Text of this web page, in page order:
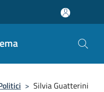
> Silvia Guatterini